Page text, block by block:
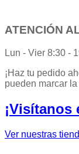
ATENCIÓN
Lun - Vier 8:30 -
¡Haz tu pedido
pueden marcar
¡Visítanos
Ver nuestras